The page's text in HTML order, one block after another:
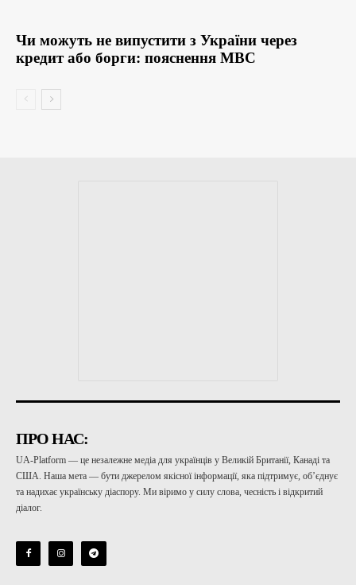
Чи можуть не випустити з України через
кредит або борги: пояснення МВС
ПРО НАС:
UA-Platform — це незалежне медіа для українців у Великій Британії, Канаді та
США. Наша мета — бути джерелом якісної інформації, яка підтримує, об’єднує
та надихає українську діаспору. Ми віримо у силу слова, чесність і відкритий
діалог.